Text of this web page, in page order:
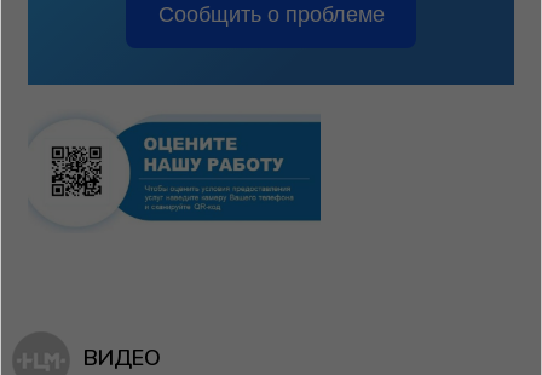
Сообщить о проблеме
ВИДЕО